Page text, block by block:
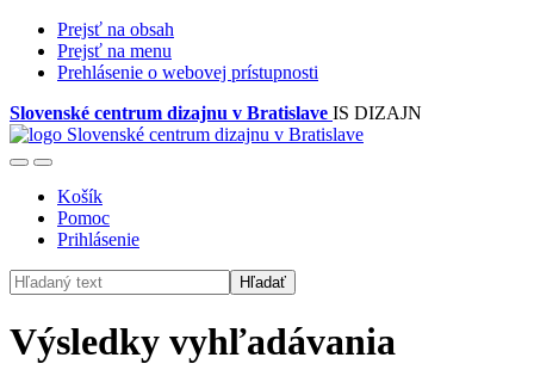
Prejsť na obsah
Prejsť na menu
Prehlásenie o webovej prístupnosti
Slovenské centrum dizajnu v Bratislave IS DIZAJN
Košík
Pomoc
Prihlásenie
Hľadať
Výsledky vyhľadávania